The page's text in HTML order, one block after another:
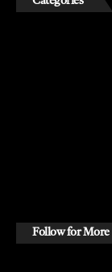
Follow for More